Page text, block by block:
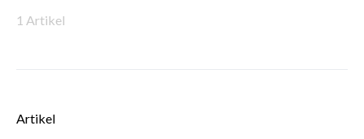
1 Artikel
Artikel